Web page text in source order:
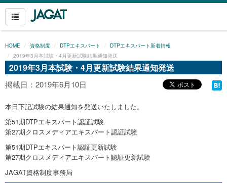
HOME 資格制度 DTPエキスパート
DTPエキスパート新着情報
2019年3月本試験・4月更新試験結果通知発送
2019年3月本試験・4月更新試験結果通知発送
掲載日：2019年6月10日
本日下記試験の結果通知を発送いたしました。
第51期DTPエキスパート認証試験
第27期クロスメディアエキスパート認証試験
第51期DTPエキスパート認証更新試験
第27期クロスメディアエキスパート認証更新試験
JAGAT資格制度事務局